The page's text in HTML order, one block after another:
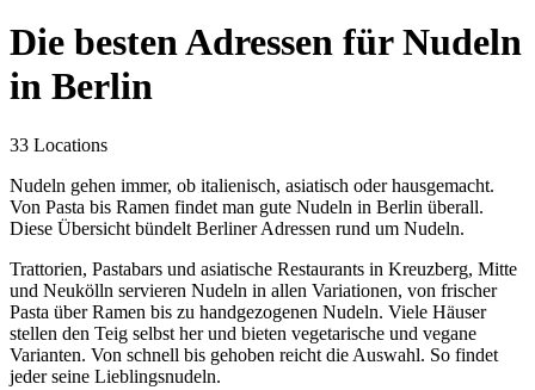
Die besten Adressen für Nudeln
in Berlin
33 Locations
Nudeln gehen immer, ob italienisch, asiatisch oder hausgemacht.
Von Pasta bis Ramen findet man gute Nudeln in Berlin überall.
Diese Übersicht bündelt Berliner Adressen rund um Nudeln.
Trattorien, Pastabars und asiatische Restaurants in Kreuzberg, Mitte
und Neukölln servieren Nudeln in allen Variationen, von frischer
Pasta über Ramen bis zu handgezogenen Nudeln. Viele Häuser
stellen den Teig selbst her und bieten vegetarische und vegane
Varianten. Von schnell bis gehoben reicht die Auswahl. So findet
jeder seine Lieblingsnudeln.